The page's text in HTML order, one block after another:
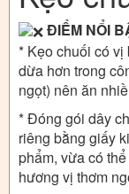
ĐIỂM NỔI
* Kẹo chuối có
dừa hơn trong
ngọt) nên ăn
* Đóng gói dây
riêng bằng giấy
phẩm, vừa có
hương vị thơm